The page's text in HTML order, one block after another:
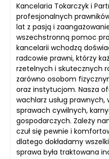
Kancelaria Tokarczyk i
profesjonalnych
lat z pasją i
wszechstronną pomoc
kancelarii wchodzą
radcowie prawni, którzy
rzetelnych i skutecznych
zarówno osobom
oraz instytucjom. Nasza
wachlarz usług
sprawach cywilnych,
gospodarczych. Zależy
czuł się pewnie i
dlatego dokładamy
sprawa była traktowana